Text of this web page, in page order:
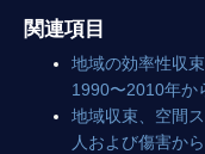
関連項目
地域の効率性収
1990〜2010年か
地域収束、空間
人および傷害か